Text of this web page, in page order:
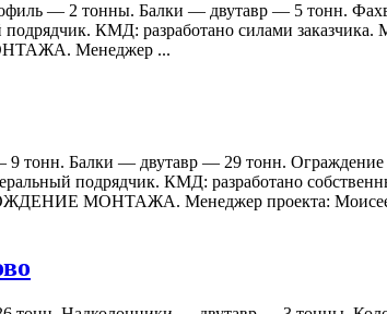
— 2 тонны. Балки — двутавр — 5 тонн.
КМД: разработано силами заказчика.
Менеджер ...
тонн. Балки — двутавр — 29 тонн.
подрядчик. КМД: разработано
МОНТАЖА. Менеджер проекта: